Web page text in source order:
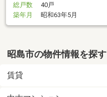
総戸数
40戸
築年月
昭和63年5月
昭島市の物件情報を探す
賃貸